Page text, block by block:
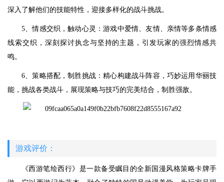
深入了解他们的技能特性，迎接多样化的战斗挑战。
5、情感交织，触动心灵：游戏中爱情、友情、亲情等多条情感
线索交织，深刻探讨执念与坚持的主题，引发玩家的强烈情感共
鸣。
6、策略搭配，制胜挑战：精心构建战斗阵容，巧妙运用华丽技
能，挑战各类战斗，展现策略与技巧的完美结合，制胜强敌。
游戏评价：
《西游笔绘西行》是一款备受瞩目的全新国漫风格策略卡牌手